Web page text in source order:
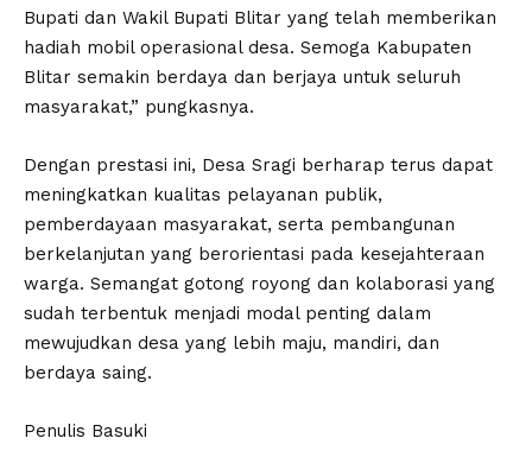
Bupati dan Wakil Bupati Blitar yang telah memberikan
hadiah mobil operasional desa. Semoga Kabupaten
Blitar semakin berdaya dan berjaya untuk seluruh
masyarakat,” pungkasnya.
Dengan prestasi ini, Desa Sragi berharap terus dapat
meningkatkan kualitas pelayanan publik,
pemberdayaan masyarakat, serta pembangunan
berkelanjutan yang berorientasi pada kesejahteraan
warga. Semangat gotong royong dan kolaborasi yang
sudah terbentuk menjadi modal penting dalam
mewujudkan desa yang lebih maju, mandiri, dan
berdaya saing.
Penulis Basuki